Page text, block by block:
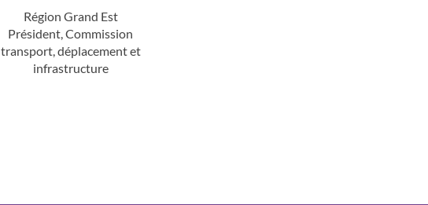
Région Grand Est
Président, Commission
transport, déplacement et
infrastructure